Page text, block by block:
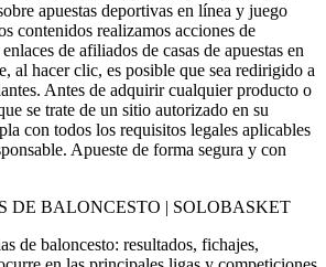
apuestas deportivas en línea y juego
contenidos realizamos acciones de
de afiliados de casas de apuestas en
al hacer clic, es posible que sea redirigido a
Antes de adquirir cualquier producto o
se trate de un sitio autorizado en su
con todos los requisitos legales aplicables
Apueste de forma segura y con
DE BALONCESTO | SOLOBASKET
de baloncesto: resultados, fichajes,